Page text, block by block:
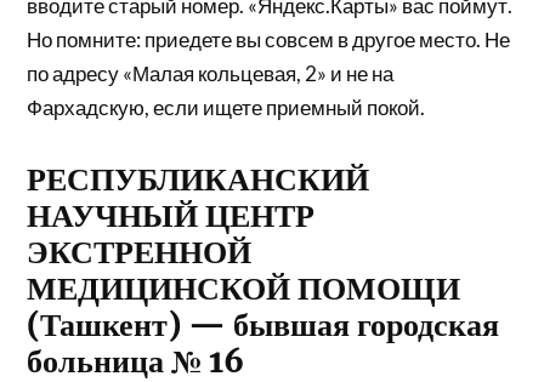
вводите старый номер. «Яндекс.Карты» вас поймут.
Но помните: приедете вы совсем в другое место. Не
по адресу «Малая кольцевая, 2» и не на
Фархадскую, если ищете приемный покой.
РЕСПУБЛИКАНСКИЙ
НАУЧНЫЙ ЦЕНТР
ЭКСТРЕННОЙ
МЕДИЦИНСКОЙ ПОМОЩИ
(Ташкент) — бывшая городская
больница № 16